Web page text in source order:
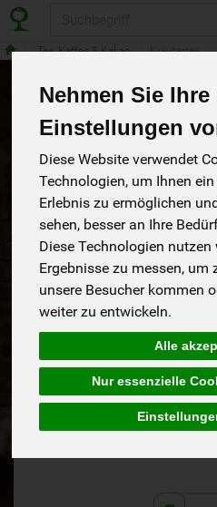
Nehmen Sie Ihre
Einstellungen
Diese Website verwendet
Technologien, um Ihnen
Erlebnis zu ermöglichen
sehen, besser an Ihre
Diese Technologien
Ergebnisse zu messen, um
unsere Besucher kommen
weiter zu entwickeln.
Alle
Nur essenzielle
Tee, Kaffee & Kakao Kräutertee
Fencheltee,
mild ein Klassiker für jeden Tag
Lebensbaum
100% kbA BNN-Herst
Anzahl